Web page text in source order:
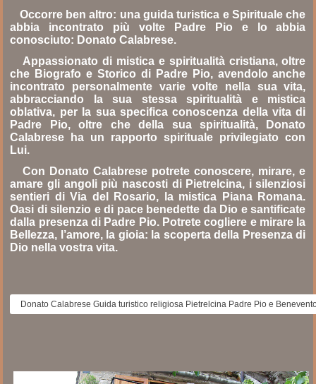
Occorre ben altro: una guida turistica e Spirituale che
abbia incontrato più volte Padre Pio e lo abbia
conosciuto: Donato Calabrese.
Appassionato di mistica e spiritualità cristiana, oltre
che Biografo e Storico di Padre Pio, avendolo anche
incontrato personalmente varie volte nella sua vita,
abbracciando la sua stessa spiritualità e mistica
oblativa, per la sua specifica conoscenza della vita di
Padre Pio, oltre che della sua spiritualità, Donato
Calabrese ha un rapporto spirituale privilegiato con
Lui.
Con Donato Calabrese potrete conoscere, mirare, e
amare gli angoli più nascosti di Pietrelcina, i silenziosi
sentieri di Via del Rosario, la mistica Piana Romana.
Oasi di silenzio e di pace benedette da Dio e santificate
dalla presenza di Padre Pio. Potrete cogliere e mirare la
Bellezza, l’amore, la gioia: la scoperta della Presenza di
Dio nella vostra vita.
Donato Calabrese Guida turistico religiosa Pietrelcina Padre Pio e